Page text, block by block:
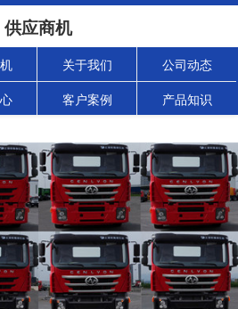
供应商机
关于我们 公司动态
客户案例 产品知识